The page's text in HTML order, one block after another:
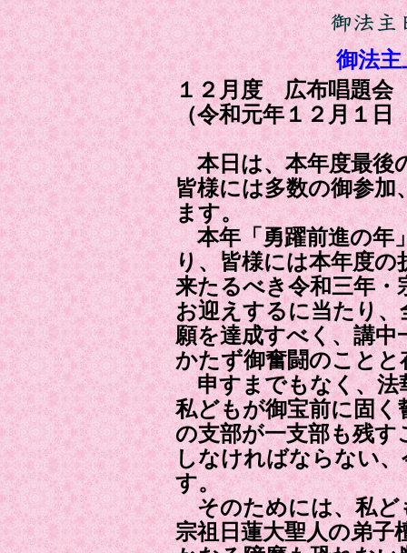
御法主
１２月度 広布唱題会
（令和元年１２月１
本日は、本年度最後
皆様には多数の御参
ます。
本年「勇躍前進の年
り、皆様には本年度の
来たるべき令和三年・
お迎えするに当たり、
願を達成すべく、講中
かたず御奮闘のことと
申すまでもなく、法
私どもが御宝前に固
の支部が一支部も残
しなければならない
す。
そのためには、私ど
宗祖日蓮大聖人の弟子